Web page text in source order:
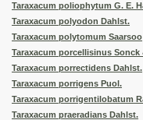
Taraxacum poliophytum G. E.
Taraxacum polyodon Dahlst.
Taraxacum polytomum Saarsoo
Taraxacum porcellisinus Sonck
Taraxacum porrectidens Dahlst.
Taraxacum porrigens Puol.
Taraxacum porrigentilobatum
Taraxacum praeradians Dahlst.